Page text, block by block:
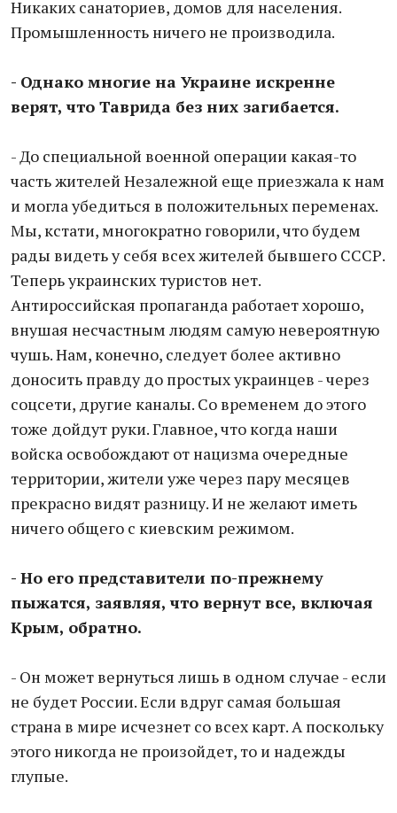
Никаких санаториев, домов для населения.
Промышленность ничего не производила.
- Однако многие на Украине искренне
верят, что Таврида без них загибается.
- До специальной военной операции какая-то
часть жителей Незалежной еще приезжала к нам
и могла убедиться в положительных переменах.
Мы, кстати, многократно говорили, что будем
рады видеть у себя всех жителей бывшего СССР.
Теперь украинских туристов нет.
Антироссийская пропаганда работает хорошо,
внушая несчастным людям самую невероятную
чушь. Нам, конечно, следует более активно
доносить правду до простых украинцев - через
соцсети, другие каналы. Со временем до этого
тоже дойдут руки. Главное, что когда наши
войска освобождают от нацизма очередные
территории, жители уже через пару месяцев
прекрасно видят разницу. И не желают иметь
ничего общего с киевским режимом.
- Но его представители по-прежнему
пыжатся, заявляя, что вернут все, включая
Крым, обратно.
- Он может вернуться лишь в одном случае - если
не будет России. Если вдруг самая большая
страна в мире исчезнет со всех карт. А поскольку
этого никогда не произойдет, то и надежды
глупые.